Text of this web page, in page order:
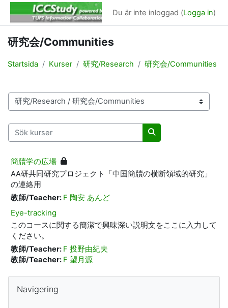
Gå direkt till huvudinnehåll
Du är inte inloggad (Logga in)
研究会/Communities
Startsida Kurser 研究/Research 研究会/Communities
Kurskategorier
Sök kurser
Sök kurser
簡牘学の広場
AA研共同研究プロジェクト「中国簡牘の横断領域的研究」
の連絡用
教師/Teacher: F 陶安 あんど
Eye-tracking
このコースに関する簡潔で興味深い説明文をここに入力して
ください。
教師/Teacher: F 投野由紀夫
教師/Teacher: F 望月源
Block
Navigering